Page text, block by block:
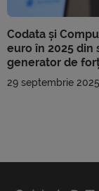
Codata și
euro în 2025 din
generator de
29 septembrie 2025